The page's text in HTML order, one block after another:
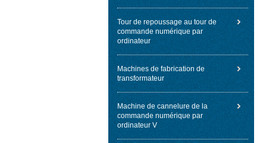
Tour de repoussage au tour de
commande numérique par
ordinateur
Machines de fabrication de
transformateur
Machine de cannelure de la
commande numérique par
ordinateur V